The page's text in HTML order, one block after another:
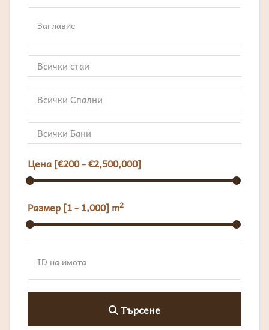
Цена [€200-€2,500,000]
Размер [1-1,000] m2
Търсене